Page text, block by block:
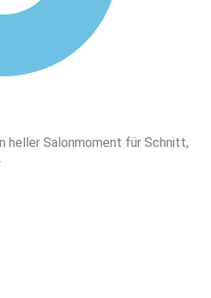
heller Salonmoment für Schnitt,